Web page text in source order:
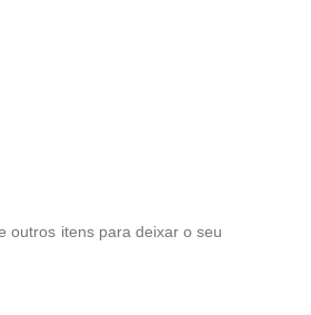
outros itens para deixar o seu